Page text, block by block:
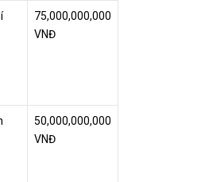
75,000,000,000
VNĐ
50,000,000,000
VNĐ